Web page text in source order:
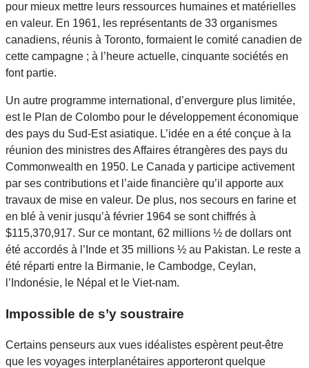
pour mieux mettre leurs ressources humaines et matérielles
en valeur. En 1961, les représentants de 33 organismes
canadiens, réunis à Toronto, formaient le comité canadien de
cette campagne ; à l’heure actuelle, cinquante sociétés en
font partie.
Un autre programme international, d’envergure plus limitée,
est le Plan de Colombo pour le développement économique
des pays du Sud-Est asiatique. L’idée en a été conçue à la
réunion des ministres des Affaires étrangères des pays du
Commonwealth en 1950. Le Canada y participe activement
par ses contributions et l’aide financière qu’il apporte aux
travaux de mise en valeur. De plus, nos secours en farine et
en blé à venir jusqu’à février 1964 se sont chiffrés à
$115,370,917. Sur ce montant, 62 millions ½ de dollars ont
été accordés à l’Inde et 35 millions ½ au Pakistan. Le reste a
été réparti entre la Birmanie, le Cambodge, Ceylan,
l’Indonésie, le Népal et le Viet-nam.
Impossible de s’y soustraire
Certains penseurs aux vues idéalistes espèrent peut-être
que les voyages interplanétaires apporteront quelque